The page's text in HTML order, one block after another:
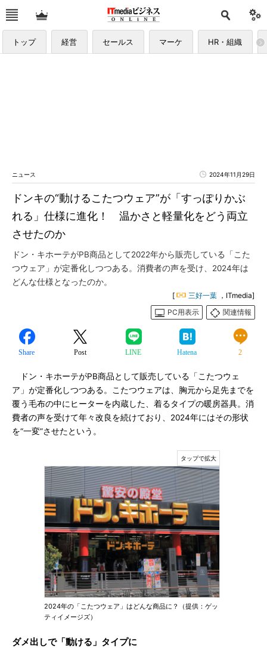
トップ 経営 セールス マーケ HR・組織
ニュース 2024年11月29日
ドンキの“動けるこたつウェア”が「すっぽりかぶ
れる」仕様に進化！ 温かさと軽量化をどう両立
させたのか
ドン・キホーテがPB商品として2022年から販売している「こた
つウェア」が定番化しつつある。消費者の声を受け、2024年は
どんな仕様となったのか。
[ 三好一葉 ，ITmedia]
PC用表示
関連情報
Share Post LINE Hatena 2
ドン・キホーテがPB商品として販売している「こたつウェ
ア」が定番化しつつある。こたつウェアは、胸元から足先までを
覆う毛布の中にヒーターを内蔵した、着るタイプの暖房器具。消
費者の声を受けて年々改良を続けており、2024年にはその形状
を“一変”させたという。
2024年の「こたつウェア」はどんな商品に？（提供：ゲッ
ティイメージズ）
ダメ出しで「動ける」タイプに